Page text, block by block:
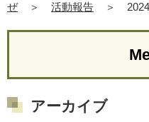
ぜ
＞ 活動報告 ＞
アーカイブ